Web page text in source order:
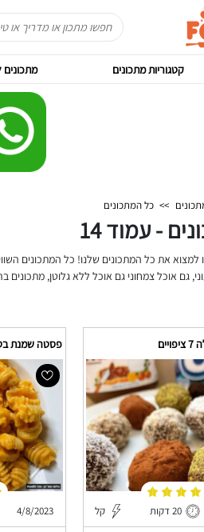
קטגוריות מתכונים
>> כל המתכונים
- עמוד 14
למצוא את כל המתכונים שלנו! כל המתכונים
גם אוכל צמחוני גם אוכל ללא גלוטן, מתכונים
20 דקות קל
פסטה שמנת
4/8/2023